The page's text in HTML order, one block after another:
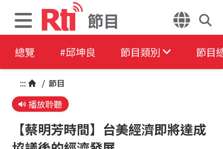
節目
總覽 #邱坤良 節目類別 節目
::: / 節目
播放聆聽
【蔡明芳時間】台美經濟即將達成